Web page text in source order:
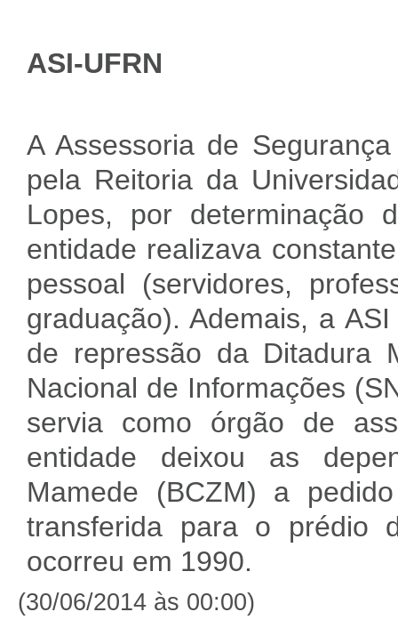
ASI-UFRN
A Assessoria de
pela Reitoria da
Lopes, por determinação
entidade realizava
pessoal (servidores,
graduação). Ademais, a
de repressão da Ditadura
Nacional de Informações
servia como órgão de
entidade deixou as
Mamede (BCZM) a
transferida para o prédio
ocorreu em 1990.
(30/06/2014 às 00:00)